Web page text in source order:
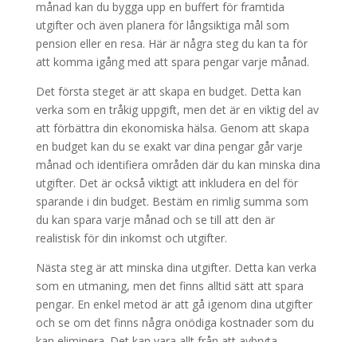
månad kan du bygga upp en buffert för framtida
utgifter och även planera för långsiktiga mål som
pension eller en resa. Här är några steg du kan ta för
att komma igång med att spara pengar varje månad.
Det första steget är att skapa en budget. Detta kan
verka som en tråkig uppgift, men det är en viktig del av
att förbättra din ekonomiska hälsa. Genom att skapa
en budget kan du se exakt var dina pengar går varje
månad och identifiera områden där du kan minska dina
utgifter. Det är också viktigt att inkludera en del för
sparande i din budget. Bestäm en rimlig summa som
du kan spara varje månad och se till att den är
realistisk för din inkomst och utgifter.
Nästa steg är att minska dina utgifter. Detta kan verka
som en utmaning, men det finns alltid sätt att spara
pengar. En enkel metod är att gå igenom dina utgifter
och se om det finns några onödiga kostnader som du